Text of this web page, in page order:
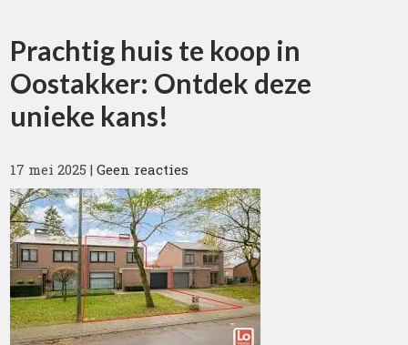
Prachtig huis te koop in
Oostakker: Ontdek deze
unieke kans!
17 mei 2025 |Geen reacties